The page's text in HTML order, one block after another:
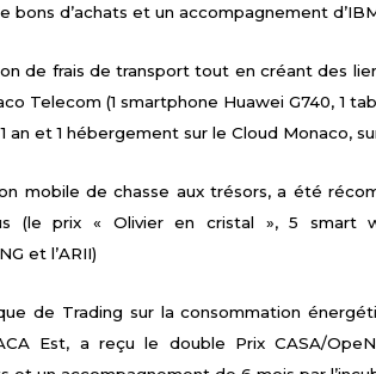
bons d’achats et un accompagnement
de frais de transport tout en créant des
Telecom (1 smartphone Huawei G740, 1
an et 1 hébergement sur le Cloud Monaco,
mobile de chasse aux trésors, a été
(le prix « Olivier en cristal », 5 smart
et l’ARII)
de Trading sur la consommation
Est, a reçu le double Prix CASA/